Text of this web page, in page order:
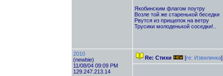
Якобинским флагом поутру
Возле той же старенькой беседки
Рвутся из прищепок на ветру
Трусики молоденькой соседки!..
2010
(newbie)
11/08/04 09:09 PM
129.247.213.14
Re: Стихи [re: Извилинка]